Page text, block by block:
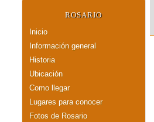
ROSARIO
Inicio
Información general
Historia
Ubicación
Como llegar
Lugares para conocer
Fotos de Rosario